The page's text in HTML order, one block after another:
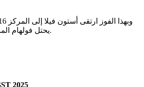
يحتل فولهام المركز العاشر بثماني نقاط.
2025